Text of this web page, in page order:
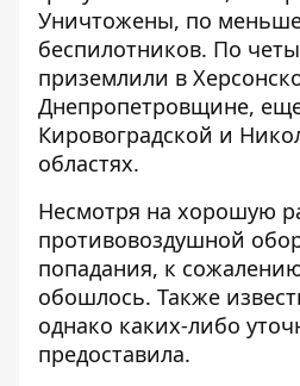
Уничтожены, по
беспилотников. По
приземлили в
Днепропетровщине,
Кировоградской и
областях.
Несмотря на хорошую
противовоздушной
попадания, к
обошлось. Также
однако каких-либо
предоставила.